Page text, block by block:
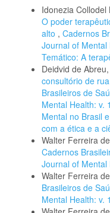
Idonezia
O poder
alto , Cadernos
Journal of
Temático: A
Deidvid de
consultório de
Brasileiros de
Mental Health: v.
Mental no Brasil
com a ética e a
Walter Ferreira
Cadernos
Journal of
Walter Ferreira
Brasileiros de
Mental Health: v.